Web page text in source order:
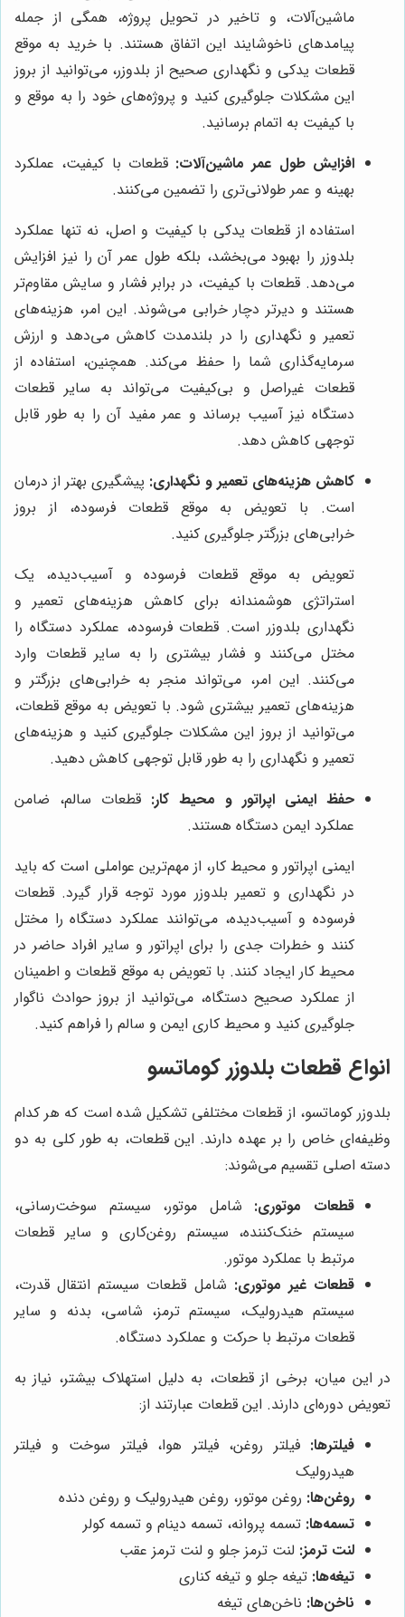
ماشین‌آلات، و تاخیر در تحویل پروژه، همگی از جمله
پیامدهای ناخوشایند این اتفاق هستند. با خرید به موقع
قطعات یدکی و نگهداری صحیح از بلدوزر، می‌توانید از بروز
این مشکلات جلوگیری کنید و پروژه‌های خود را به موقع و
با کیفیت به اتمام برسانید.
افزایش طول عمر ماشین‌آلات: قطعات با کیفیت، عملکرد
بهینه و عمر طولانی‌تری را تضمین می‌کنند.
استفاده از قطعات یدکی با کیفیت و اصل، نه تنها عملکرد
بلدوزر را بهبود می‌بخشد، بلکه طول عمر آن را نیز افزایش
می‌دهد. قطعات با کیفیت، در برابر فشار و سایش مقاوم‌تر
هستند و دیرتر دچار خرابی می‌شوند. این امر، هزینه‌های
تعمیر و نگهداری را در بلندمدت کاهش می‌دهد و ارزش
سرمایه‌گذاری شما را حفظ می‌کند. همچنین، استفاده از
قطعات غیراصل و بی‌کیفیت می‌تواند به سایر قطعات
دستگاه نیز آسیب برساند و عمر مفید آن را به طور قابل
توجهی کاهش دهد.
کاهش هزینه‌های تعمیر و نگهداری: پیشگیری بهتر از درمان
است. با تعویض به موقع قطعات فرسوده، از بروز
خرابی‌های بزرگتر جلوگیری کنید.
تعویض به موقع قطعات فرسوده و آسیب‌دیده، یک
استراتژی هوشمندانه برای کاهش هزینه‌های تعمیر و
نگهداری بلدوزر است. قطعات فرسوده، عملکرد دستگاه را
مختل می‌کنند و فشار بیشتری را به سایر قطعات وارد
می‌کنند. این امر، می‌تواند منجر به خرابی‌های بزرگتر و
هزینه‌های تعمیر بیشتری شود. با تعویض به موقع قطعات،
می‌توانید از بروز این مشکلات جلوگیری کنید و هزینه‌های
تعمیر و نگهداری را به طور قابل توجهی کاهش دهید.
حفظ ایمنی اپراتور و محیط کار: قطعات سالم، ضامن
عملکرد ایمن دستگاه هستند.
ایمنی اپراتور و محیط کار، از مهم‌ترین عواملی است که باید
در نگهداری و تعمیر بلدوزر مورد توجه قرار گیرد. قطعات
فرسوده و آسیب‌دیده، می‌توانند عملکرد دستگاه را مختل
کنند و خطرات جدی را برای اپراتور و سایر افراد حاضر در
محیط کار ایجاد کنند. با تعویض به موقع قطعات و اطمینان
از عملکرد صحیح دستگاه، می‌توانید از بروز حوادث ناگوار
جلوگیری کنید و محیط کاری ایمن و سالم را فراهم کنید.
انواع قطعات بلدوزر کوماتسو
بلدوزر کوماتسو، از قطعات مختلفی تشکیل شده است که هر کدام
وظیفه‌ای خاص را بر عهده دارند. این قطعات، به طور کلی به دو
دسته اصلی تقسیم می‌شوند:
قطعات موتوری: شامل موتور، سیستم سوخت‌رسانی،
سیستم خنک‌کننده، سیستم روغن‌کاری و سایر قطعات
مرتبط با عملکرد موتور.
قطعات غیر موتوری: شامل قطعات سیستم انتقال قدرت،
سیستم هیدرولیک، سیستم ترمز، شاسی، بدنه و سایر
قطعات مرتبط با حرکت و عملکرد دستگاه.
در این میان، برخی از قطعات، به دلیل استهلاک بیشتر، نیاز به
تعویض دوره‌ای دارند. این قطعات عبارتند از:
فیلترها: فیلتر روغن، فیلتر هوا، فیلتر سوخت و فیلتر
هیدرولیک
روغن‌ها: روغن موتور، روغن هیدرولیک و روغن دنده
تسمه‌ها: تسمه پروانه، تسمه دینام و تسمه کولر
لنت ترمز: لنت ترمز جلو و لنت ترمز عقب
تیغه‌ها: تیغه جلو و تیغه کناری
ناخن‌ها: ناخن‌های تیغه